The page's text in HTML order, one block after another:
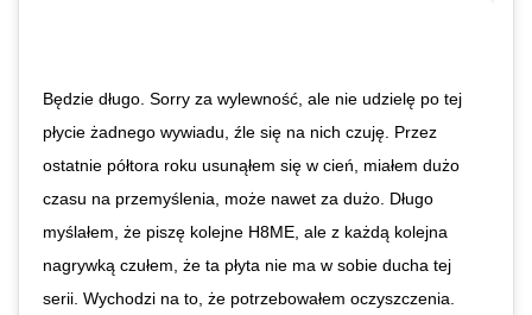
Będzie długo. Sorry za wylewność, ale nie udzielę po tej
płycie żadnego wywiadu, źle się na nich czuję. Przez
ostatnie półtora roku usunąłem się w cień, miałem dużo
czasu na przemyślenia, może nawet za dużo. Długo
myślałem, że piszę kolejne H8ME, ale z każdą kolejna
nagrywką czułem, że ta płyta nie ma w sobie ducha tej
serii. Wychodzi na to, że potrzebowałem oczyszczenia.